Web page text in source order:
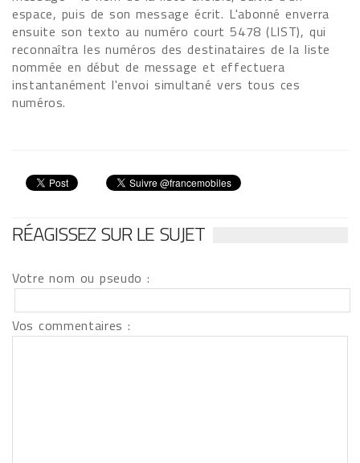
espace, puis de son message écrit. L'abonné enverra
ensuite son texto au numéro court 5478 (LIST), qui
reconnaîtra les numéros des destinataires de la liste
nommée en début de message et effectuera
instantanément l'envoi simultané vers tous ces
numéros.
RÉAGISSEZ SUR LE SUJET
Votre nom ou pseudo :
Vos commentaires :